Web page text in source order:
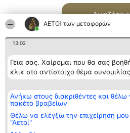
ΑΕΤΟΊ των μεταφορών
13:02
Γεια σας. Χαίρομαι που θα σας
κλικ στο αντίστοιχο θέμα
Ανήκω στους διακριθέντες και
πακέτο βραβείων
Θέλω να ελέγξω την επιχείρηση
"Αετοί"
Διοργανωτής της
κατάταξης
BEAUTIFUL COMPANY
ΤΗΛ. ΕΠΙΚΟΙΝΩΝΙΑΣ:
2104128019
Κατάταξη
Διακριθέντες
των
διακριθέντων